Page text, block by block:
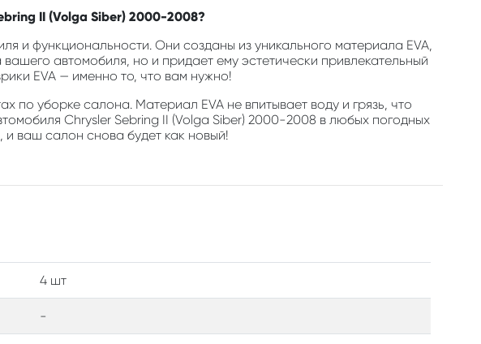
II (Volga Siber) 2000-2008?
и функциональности. Они созданы из уникального материала EVA,
автомобиля, но и придает ему эстетически привлекательный
EVA — именно то, что вам нужно!
по уборке салона. Материал EVA не впитывает воду и грязь, что
Chrysler Sebring II (Volga Siber) 2000-2008 в любых погодных
и ваш салон снова будет как новый!
4 шт
-